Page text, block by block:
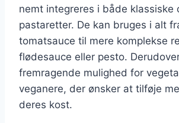
nemt integreres i både klassiske
pastaretter. De kan bruges i alt
tomatsauce til mere komplekse
flødesauce eller pesto.
fremragende mulighed for
veganere, der ønsker at tilføje
deres kost.